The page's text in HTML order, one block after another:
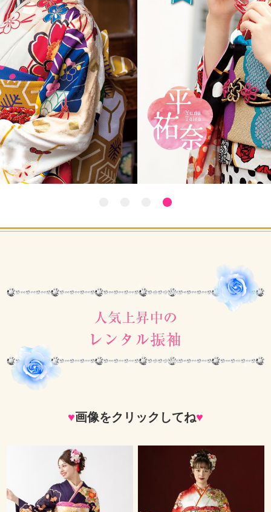
♥画像をクリックしてね♥